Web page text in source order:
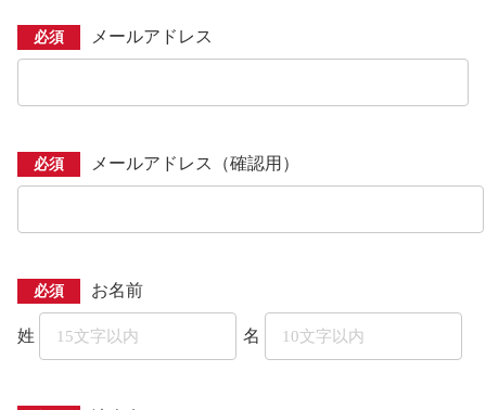
必須 メールアドレス
必須 メールアドレス（確認用）
必須 お名前
姓 名